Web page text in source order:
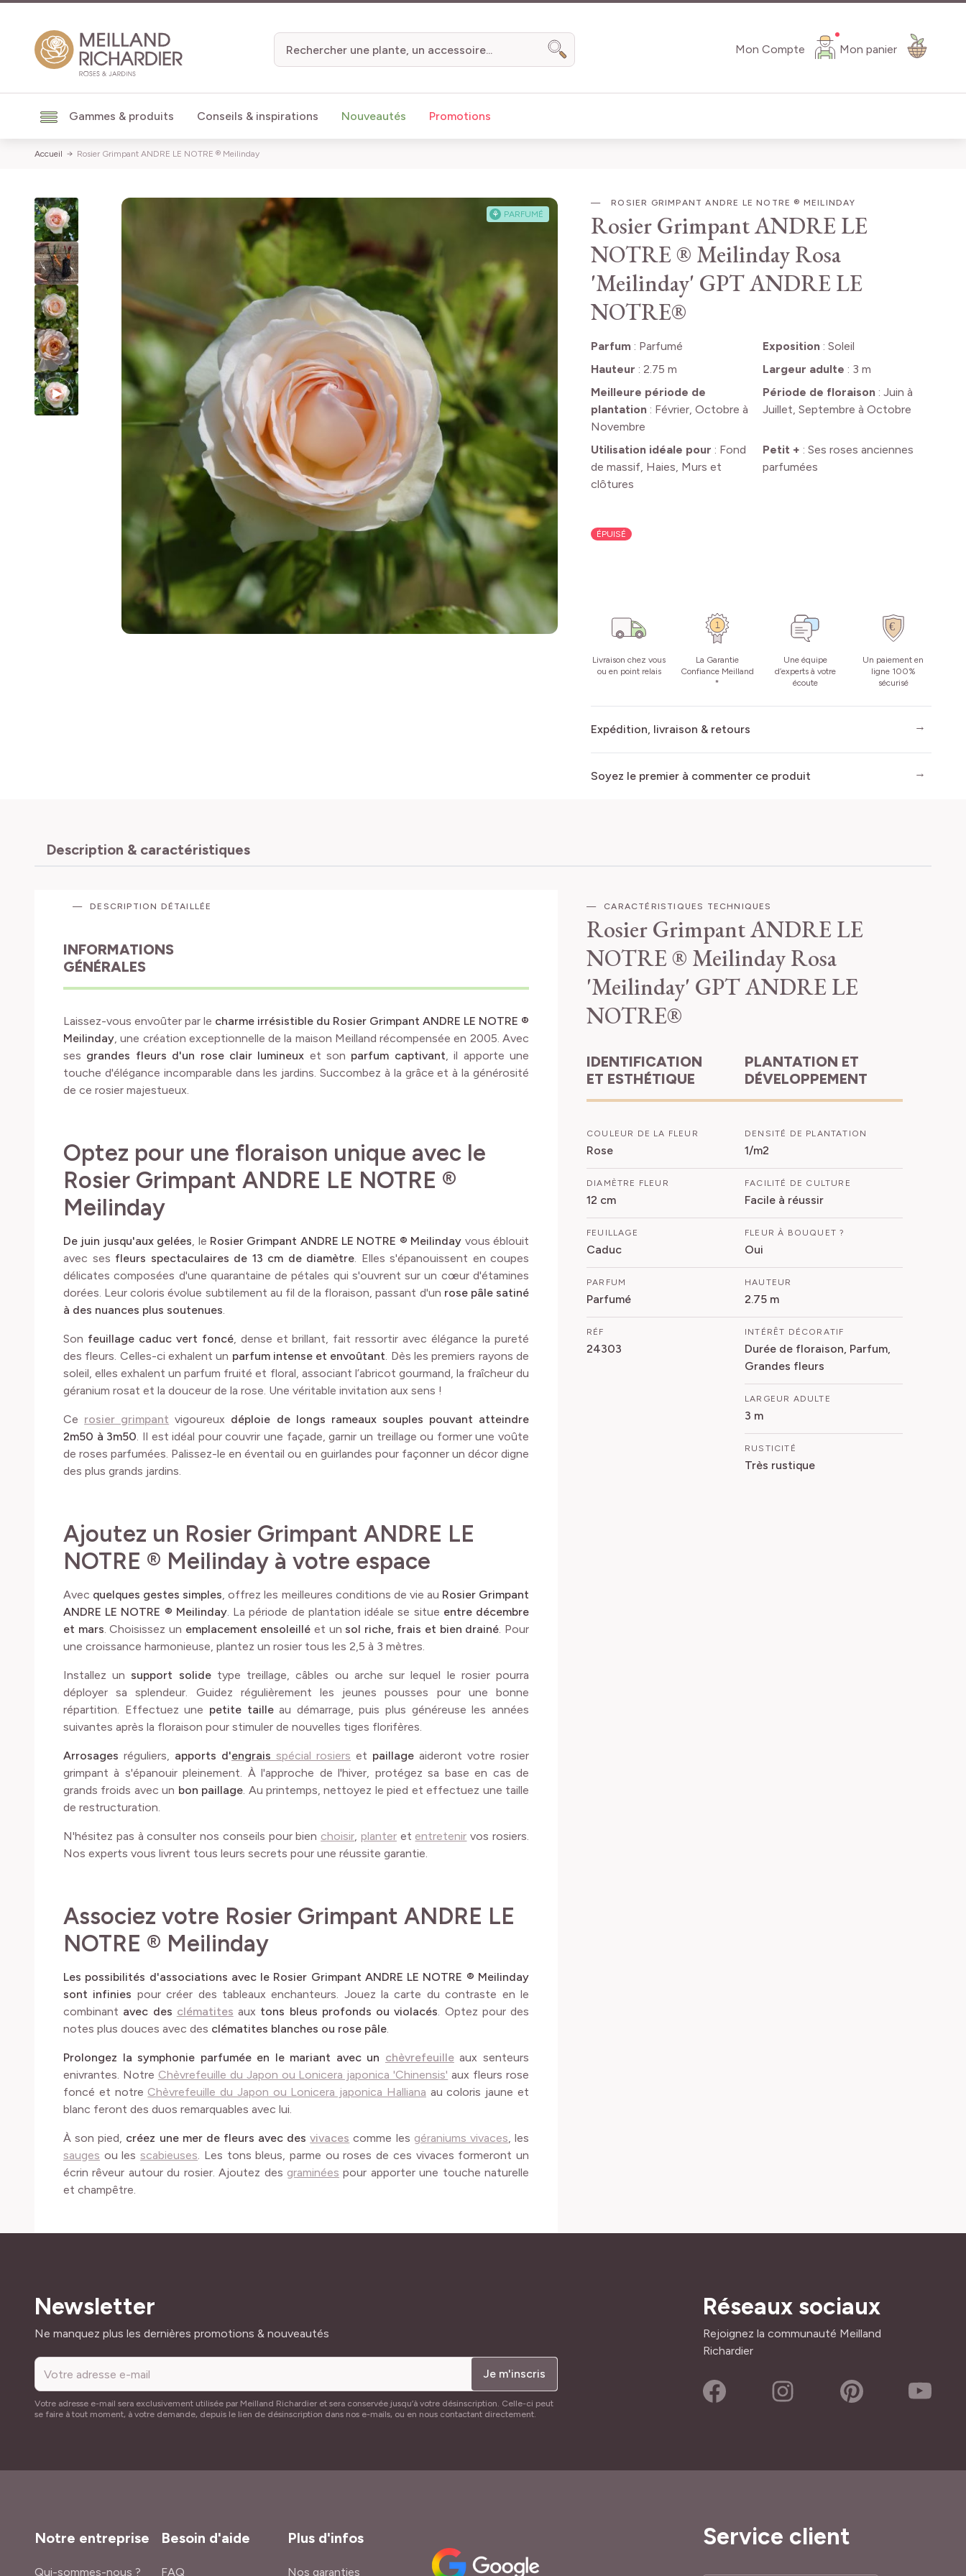
Mon Compte Mon panier
Gammes & produits Conseils & inspirations Nouveautés Promotions
Chercher
Accueil Rosier Grimpant ANDRE LE NOTRE ® Meilinday
⚘ PARFUMÉ
ROSIER GRIMPANT ANDRE LE NOTRE ® MEILINDAY
Rosier Grimpant ANDRE LE
NOTRE ® MeilindayRosa
'Meilinday' GPT ANDRE LE
NOTRE®
Parfum: Parfumé Exposition: Soleil
Hauteur : 2.75 m Largeur adulte : 3 m
Meilleure période de
plantation: Février, Octobre à
Novembre
Période de floraison: Juin à
Juillet, Septembre à Octobre
Utilisation idéale pour : Fond
de massif, Haies, Murs et
clôtures
Petit + : Ses roses anciennes
parfumées
ÉPUISÉ
Livraison chez vous
ou en point relais
La Garantie
Confiance Meilland
*
Une équipe
d’experts à votre
écoute
Un paiement en
ligne 100%
sécurisé
Expédition, livraison & retours
Soyez le premier à commenter ce produit
Description & caractéristiques
DESCRIPTION DÉTAILLÉE
INFORMATIONS
GÉNÉRALES
Laissez-vous envoûter par le charme irrésistible du Rosier Grimpant ANDRE LE NOTRE ®
Meilinday, une création exceptionnelle de la maison Meilland récompensée en 2005. Avec
ses grandes fleurs d'un rose clair lumineux et son parfum captivant, il apporte une
touche d'élégance incomparable dans les jardins. Succombez à la grâce et à la générosité
de ce rosier majestueux.
Optez pour une floraison unique avec le
Rosier Grimpant ANDRE LE NOTRE ®
Meilinday
De juin jusqu'aux gelées, le Rosier Grimpant ANDRE LE NOTRE ® Meilinday vous éblouit
avec ses fleurs spectaculaires de 13 cm de diamètre. Elles s'épanouissent en coupes
délicates composées d'une quarantaine de pétales qui s'ouvrent sur un cœur d'étamines
dorées. Leur coloris évolue subtilement au fil de la floraison, passant d'un rose pâle satiné
à des nuances plus soutenues.
Son feuillage caduc vert foncé, dense et brillant, fait ressortir avec élégance la pureté
des fleurs. Celles-ci exhalent un parfum intense et envoûtant. Dès les premiers rayons de
soleil, elles exhalent un parfum fruité et floral, associant l’abricot gourmand, la fraîcheur du
géranium rosat et la douceur de la rose. Une véritable invitation aux sens !
Ce rosier grimpant vigoureux déploie de longs rameaux souples pouvant atteindre
2m50 à 3m50. Il est idéal pour couvrir une façade, garnir un treillage ou former une voûte
de roses parfumées. Palissez-le en éventail ou en guirlandes pour façonner un décor digne
des plus grands jardins.
Ajoutez un Rosier Grimpant ANDRE LE
NOTRE ® Meilinday à votre espace
Avec quelques gestes simples, offrez les meilleures conditions de vie au Rosier Grimpant
ANDRE LE NOTRE ® Meilinday. La période de plantation idéale se situe entre décembre
et mars. Choisissez un emplacement ensoleillé et unsol riche, frais et bien drainé. Pour
une croissance harmonieuse, plantez un rosier tous les 2,5 à 3 mètres.
Installez unsupport solide type treillage, câbles ou arche sur lequel le rosier pourra
déployer sa splendeur. Guidez régulièrement les jeunes pousses pour une bonne
répartition. Effectuez une petite tailleau démarrage, puis plus généreuse les années
suivantes après la floraison pour stimuler de nouvelles tiges florifères.
Arrosages réguliers, apports d'engrais spécial rosiers et paillage aideront votre rosier
grimpant à s'épanouir pleinement. À l'approche de l'hiver, protégez sa base en cas de
grands froids avec un bon paillage. Au printemps, nettoyez le pied et effectuez une taille
de restructuration.
N'hésitez pas à consulter nos conseils pour bien choisir, planteret entretenir vos rosiers.
Nos experts vous livrent tous leurs secrets pour une réussite garantie.
Associez votre Rosier Grimpant ANDRE LE
NOTRE ® Meilinday
Les possibilités d'associations avec le Rosier Grimpant ANDRE LE NOTRE ® Meilinday
sont infinies pour créer des tableaux enchanteurs. Jouez la carte du contraste en le
combinant avec des clématites aux tons bleus profonds ou violacés. Optez pour des
notes plus douces avec des clématites blanches ou rose pâle.
Prolongez la symphonie parfumée en le mariant avec un chèvrefeuilleaux senteurs
enivrantes. Notre Chèvrefeuille du Japon ou Lonicera japonica 'Chinensis' aux fleurs rose
foncé et notre Chèvrefeuille du Japon ou Lonicera japonica Halliana au coloris jaune et
blanc feront des duos remarquables avec lui.
À son pied, créez une mer de fleurs avec desvivaces comme les géraniums vivaces, les
sauges ou lesscabieuses. Les tons bleus, parme ou roses de ces vivaces formeront un
écrin rêveur autour du rosier. Ajoutez des graminées pour apporter une touche naturelle
et champêtre.
CARACTÉRISTIQUES TECHNIQUES
Rosier Grimpant ANDRE LE
NOTRE ® MeilindayRosa
'Meilinday' GPT ANDRE LE
NOTRE®
IDENTIFICATION
ET ESTHÉTIQUE
COULEUR DE LA FLEUR
Rose
DIAMÈTRE FLEUR
12 cm
FEUILLAGE
Caduc
PARFUM
Parfumé
RÉF
24303
PLANTATION ET
DÉVELOPPEMENT
DENSITÉ DE PLANTATION
1/m2
FACILITÉ DE CULTURE
Facile à réussir
FLEUR À BOUQUET ?
Oui
HAUTEUR
2.75 m
INTÉRÊT DÉCORATIF
Durée de floraison, Parfum,
Grandes fleurs
LARGEUR ADULTE
3 m
RUSTICITÉ
Très rustique
Newsletter
Adresse mail
Ne manquez plus les dernières promotions & nouveautés
Je m'inscris
Votre adresse e-mail sera exclusivement utilisée par Meilland Richardier et sera conservée jusqu’à votre désinscription. Celle-ci peut
se faire à tout moment, à votre demande, depuis le lien de désinscription dans nos e-mails, ou en nous contactant directement.
Réseaux sociaux
Rejoignez la communauté Meilland
Richardier
Notre entreprise
Qui-sommes-nous ?
Besoin d'aide
FAQ
Plus d'infos
Nos garanties
Service client